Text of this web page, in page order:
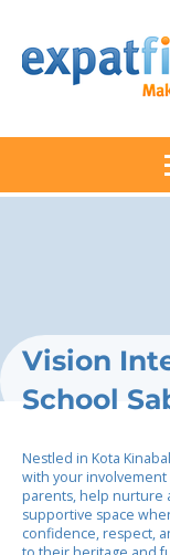
Vision
School
Nestled in Kota
with your involvement
parents, help nurture
supportive space
confidence, respect,